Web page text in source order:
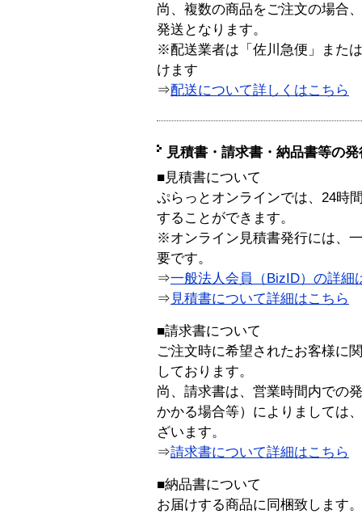
尚、複数の商品をご注文の場合
発送となります。
※配送業者は「佐川急便」また
けます
⇒配送について詳しくはこちら
見積書・請求書・納品書等の
■見積書について
ぷらっとオンラインでは、24時
することができます。
※オンライン見積書発行には、
要です。
⇒一般法人会員（BizID）の詳細
⇒ 見積書について詳細はこちら
■請求書について
ご注文時に希望されたお客様に
しております。
尚、請求書は、営業時間内での
かかる場合等）によりましては
ざいます。
⇒請求書について詳細はこちら
■納品書について
お届けする商品に同梱致します。